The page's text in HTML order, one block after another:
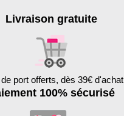
Livraison gratuite
port offerts, dès 39€ d'achat
100% sécurisé